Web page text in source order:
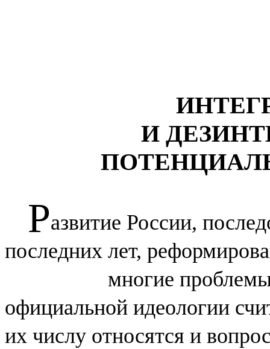
И
Развитие России,
последних лет,
многие
официальной идеологии
их числу относятся и